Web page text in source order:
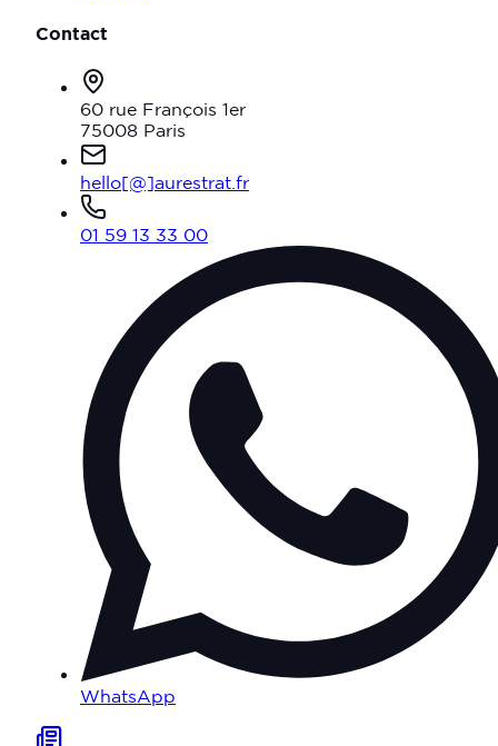
Contact
60 rue François 1er
75008 Paris
hello[@]aurestrat.fr
01 59 13 33 00
WhatsApp